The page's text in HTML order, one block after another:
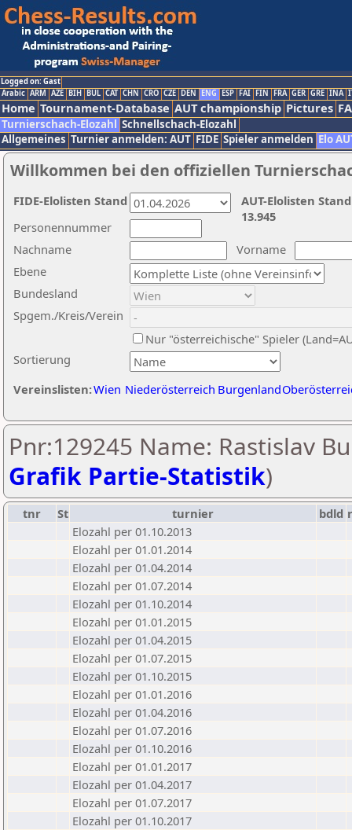
Logged on: Gast
Arabic ARM AZE BIH BUL CAT CHN CRO CZE DEN ENG ESP FAI FIN FRA GER GRE INA
Home Tournament-Database AUT championship Pictures
Turnierschach-Elozahl Schnellschach-Elozahl
Allgemeines Turnier anmelden: AUT FIDE Spieler anmelden Elo
Willkommen bei den offiziellen
Nachname
Vorname
Ebene
Sortierung
Personennummer
Bundesland
Spgem./Kreis/Verein
Nur "österreichische" Spieler
Vereinslisten:Wien Niederösterreich Burgenland
AUT-Elolisten
13.945
FIDE-Elolisten Stand
Pnr:129245 Name: Rastislav
Grafik Partie-Statistik)
tnr St turnier bdld
Elozahl per 01.10.2013
Elozahl per 01.01.2014
Elozahl per 01.04.2014
Elozahl per 01.07.2014
Elozahl per 01.10.2014
Elozahl per 01.01.2015
Elozahl per 01.04.2015
Elozahl per 01.07.2015
Elozahl per 01.10.2015
Elozahl per 01.01.2016
Elozahl per 01.04.2016
Elozahl per 01.07.2016
Elozahl per 01.10.2016
Elozahl per 01.01.2017
Elozahl per 01.04.2017
Elozahl per 01.07.2017
Elozahl per 01.10.2017